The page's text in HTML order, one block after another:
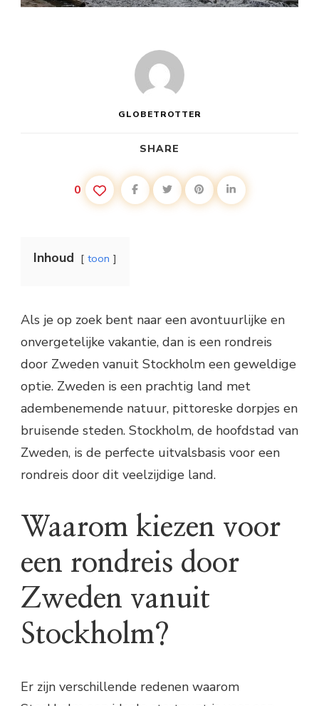
GLOBETROTTER
SHARE
0
Inhoud toon
Als je op zoek bent naar een avontuurlijke en
onvergetelijke vakantie, dan is een rondreis
door Zweden vanuit Stockholm een geweldige
optie. Zweden is een prachtig land met
adembenemende natuur, pittoreske dorpjes en
bruisende steden. Stockholm, de hoofdstad van
Zweden, is de perfecte uitvalsbasis voor een
rondreis door dit veelzijdige land.
Waarom kiezen voor
een rondreis door
Zweden vanuit
Stockholm?
Er zijn verschillende redenen waarom